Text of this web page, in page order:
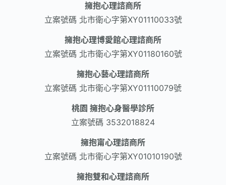
擁抱心理諮商所
立案號碼 北市衛心字第XY01110033號
擁抱心理博愛館心理諮商所
立案號碼 北市衛心字第XY01180160號
擁抱心藝心理諮商所
立案號碼 北市衛心字第XY01110079號
桃園 擁抱心身醫學診所
立案號碼 3532018824
擁抱甯心理諮商所
立案號碼 北市衛心字第XY01010190號
擁抱雙和心理諮商所